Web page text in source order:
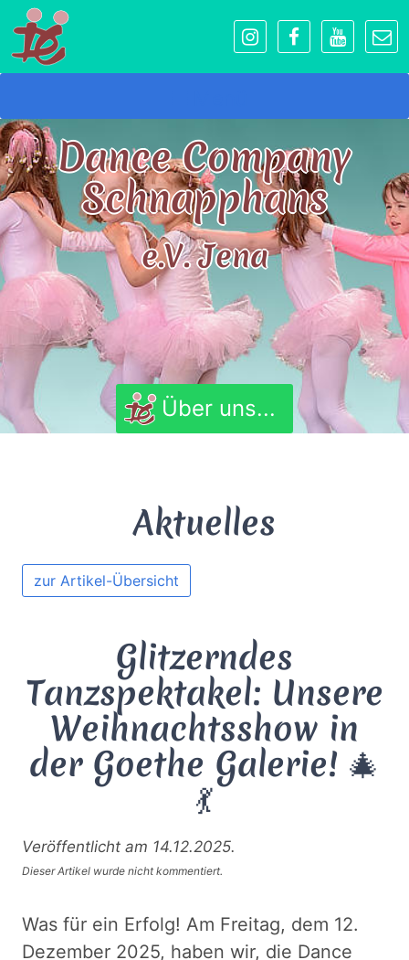
Dance Company
Schnapphans
e.V. Jena
Über uns...
Aktuelles
zur Artikel-Übersicht
Glitzerndes
Tanzspektakel: Unsere
Weihnachtsshow in
der Goethe Galerie! 🎄
💃
Veröffentlicht am 14.12.2025.
Dieser Artikel wurde nicht kommentiert.
Was für ein Erfolg! Am Freitag, dem 12.
Dezember 2025, haben wir, die Dance